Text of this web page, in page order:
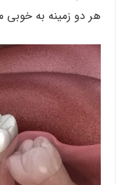
هر دو زمینه به خوبی